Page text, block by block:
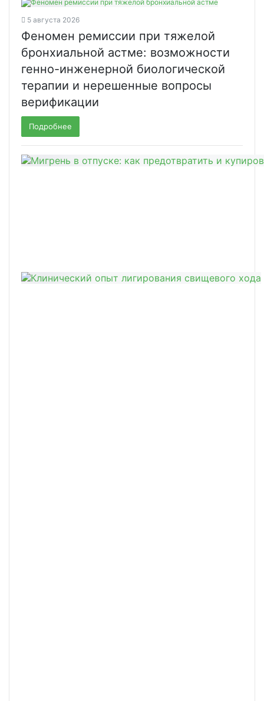
5 августа 2026
Феномен ремиссии при тяжелой
бронхиальной астме: возможности
генно-инженерной биологической
терапии и нерешенные вопросы
верификации
Подробнее